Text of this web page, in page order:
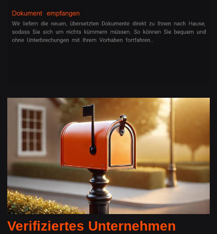
Verifiziertes Unternehmen